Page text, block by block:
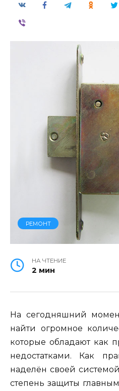
РЕМОНТ
НА ЧТЕНИЕ
2 мин
На сегодняшний
найти огромное
которые обладают как
недостатками. Как
наделён своей
степень защиты